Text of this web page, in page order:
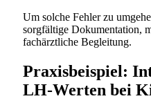
Um solche Fehler zu
sorgfältige Dokumentation,
fachärztliche Begleitung.
Praxisbeispiel:
LH-Werten bei